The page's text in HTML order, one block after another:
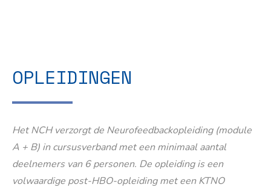
OPLEIDINGEN
Het NCH verzorgt de Neurofeedbackopleiding (module
A + B) in cursusverband met een minimaal aantal
deelnemers van 6 personen. De opleiding is een
volwaardige post-HBO-opleiding met een KTNO